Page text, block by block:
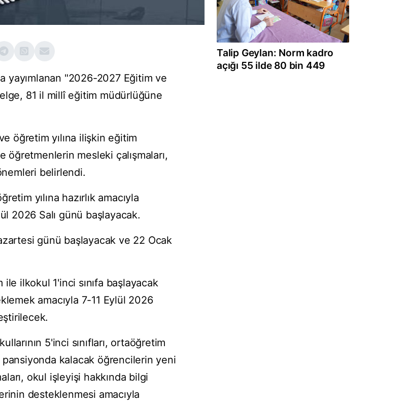
yayımlanan "2026-2027 Eğitim ve
81 il millî eğitim müdürlüğüne
öğretim yılına ilişkin eğitim
mesleki çalışmaları,
belirlendi.
yılına hazırlık amacıyla
2026 Salı günü başlayacak.
günü başlayacak ve 22 Ocak
ilkokul 1'inci sınıfa başlayacak
amacıyla 7-11 Eylül 2026
5'inci sınıfları, ortaöğretim
pansiyonda kalacak öğrencilerin yeni
okul işleyişi hakkında bilgi
desteklenmesi amacıyla
Talip Geylan: Norm kadro
açığı 55 ilde 80 bin 449